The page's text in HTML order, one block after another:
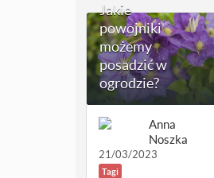
Jakie
powojniki
możemy
posadzić w
ogrodzie?
Anna
Noszka
21/03/2023
Tagi